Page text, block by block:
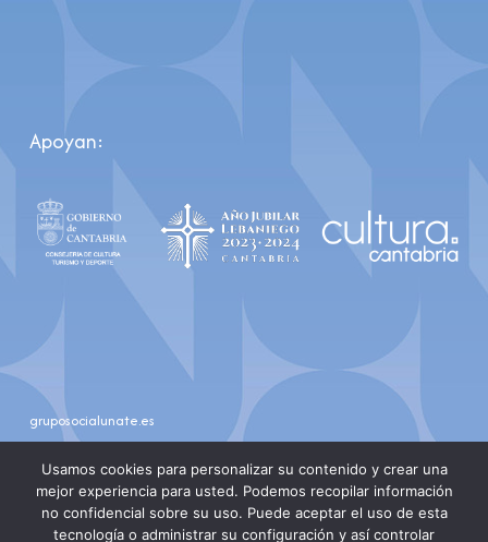
Apoyan:
gruposocialunate.es
youtubeinstagram
Usamos cookies para personalizar su contenido y crear una
mejor experiencia para usted. Podemos recopilar información
no confidencial sobre su uso. Puede aceptar el uso de esta
tecnología o administrar su configuración y así controlar